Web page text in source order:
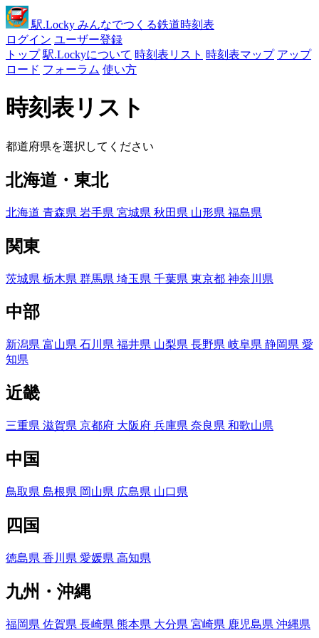
駅.Locky みんなでつくる鉄道時刻表
ログイン ユーザー登録
トップ 駅.Lockyについて 時刻表リスト 時刻表マップ アップ
ロード フォーラム 使い方
時刻表リスト
都道府県を選択してください
北海道・東北
北海道 青森県 岩手県 宮城県 秋田県 山形県 福島県
関東
茨城県 栃木県 群馬県 埼玉県 千葉県 東京都 神奈川県
中部
新潟県 富山県 石川県 福井県 山梨県 長野県 岐阜県 静岡県 愛
知県
近畿
三重県 滋賀県 京都府 大阪府 兵庫県 奈良県 和歌山県
中国
鳥取県 島根県 岡山県 広島県 山口県
四国
徳島県 香川県 愛媛県 高知県
九州・沖縄
福岡県 佐賀県 長崎県 熊本県 大分県 宮崎県 鹿児島県 沖縄県